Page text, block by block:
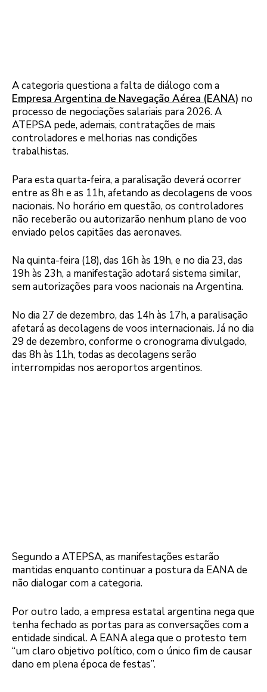
A categoria questiona a falta de diálogo com a
Empresa Argentina de Navegação Aérea (EANA) no
processo de negociações salariais para 2026. A
ATEPSA pede, ademais, contratações de mais
controladores e melhorias nas condições
trabalhistas.
Para esta quarta-feira, a paralisação deverá ocorrer
entre as 8h e as 11h, afetando as decolagens de voos
nacionais. No horário em questão, os controladores
não receberão ou autorizarão nenhum plano de voo
enviado pelos capitães das aeronaves.
Na quinta-feira (18), das 16h às 19h, e no dia 23, das
19h às 23h, a manifestação adotará sistema similar,
sem autorizações para voos nacionais na Argentina.
No dia 27 de dezembro, das 14h às 17h, a paralisação
afetará as decolagens de voos internacionais. Já no dia
29 de dezembro, conforme o cronograma divulgado,
das 8h às 11h, todas as decolagens serão
interrompidas nos aeroportos argentinos.
Segundo a ATEPSA, as manifestações estarão
mantidas enquanto continuar a postura da EANA de
não dialogar com a categoria.
Por outro lado, a empresa estatal argentina nega que
tenha fechado as portas para as conversações com a
entidade sindical. A EANA alega que o protesto tem
“um claro objetivo político, com o único fim de causar
dano em plena época de festas”.